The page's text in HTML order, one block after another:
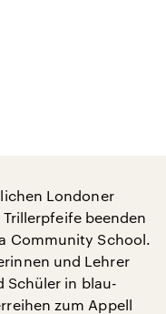
Londoner
beenden
Community School.
und Lehrer
Schüler in blau-
zum Appell